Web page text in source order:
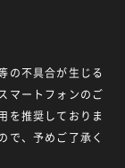
の不具合が生じる
マートフォンのご
を推奨しておりま
で、予めご了承く